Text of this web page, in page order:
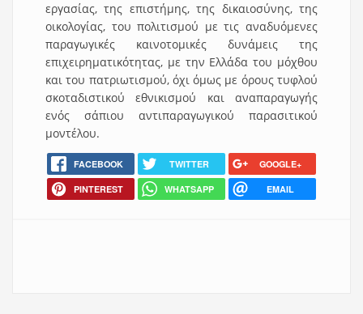
εργασίας, της επιστήμης, της δικαιοσύνης, της
οικολογίας, του πολιτισμού με τις αναδυόμενες
παραγωγικές καινοτομικές δυνάμεις της
επιχειρηματικότητας, με την Ελλάδα του μόχθου
και του πατριωτισμού, όχι όμως με όρους τυφλού
σκοταδιστικού εθνικισμού και αναπαραγωγής
ενός σάπιου αντιπαραγωγικού παρασιτικού
μοντέλου.
FACEBOOK TWITTER GOOGLE+
PINTEREST WHATSAPP EMAIL